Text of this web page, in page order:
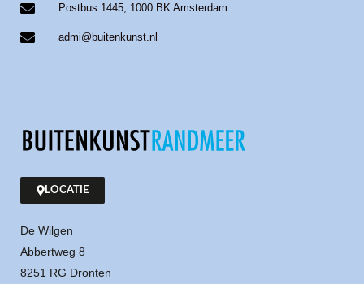
Postbus 1445, 1000 BK Amsterdam
admi@buitenkunst.nl
LOCATIE
De Wilgen
Abbertweg 8
8251 RG Dronten